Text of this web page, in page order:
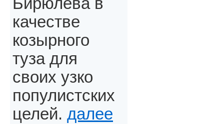
Бирюлёва в
качестве
козырного
туза для
своих узко
популистских
целей. далее